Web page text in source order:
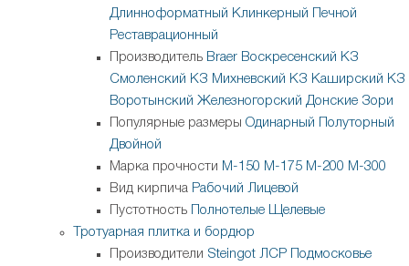
Длинноформатный Клинкерный
Печной
Реставрационный
Производитель Braer Воскресенский КЗ
Смоленский КЗ Михневский КЗ Каширский КЗ
Воротынский Железногорский Донские Зори
Популярные размеры Одинарный
Полуторный
Двойной
Марка прочности М-150 М-175 М-200 М-300
Вид кирпича Рабочий Лицевой
Пустотность
Полнотелые Щелевые
Тротуарная плитка и бордюр
Производители Steingot ЛСР
Подмосковье